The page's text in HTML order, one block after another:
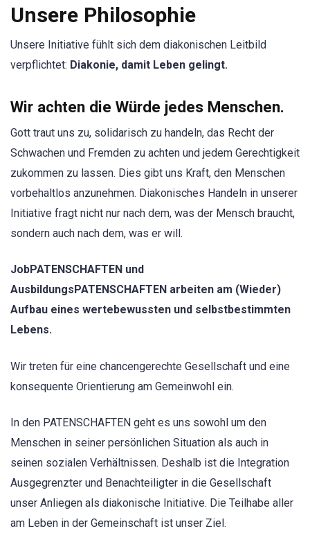
Unsere Philosophie
Unsere Initiative fühlt sich dem diakonischen Leitbild
verpflichtet: Diakonie, damit Leben gelingt.
Wir achten die Würde jedes Menschen.
Gott traut uns zu, solidarisch zu handeln, das Recht der
Schwachen und Fremden zu achten und jedem Gerechtigkeit
zukommen zu lassen. Dies gibt uns Kraft, den Menschen
vorbehaltlos anzunehmen. Diakonisches Handeln in unserer
Initiative fragt nicht nur nach dem, was der Mensch braucht,
sondern auch nach dem, was er will.
JobPATENSCHAFTEN und
AusbildungsPATENSCHAFTEN arbeiten am (Wieder)
Aufbau eines wertebewussten und selbstbestimmten
Lebens.
Wir treten für eine chancengerechte Gesellschaft und eine
konsequente Orientierung am Gemeinwohl ein.
In den PATENSCHAFTEN geht es uns sowohl um den
Menschen in seiner persönlichen Situation als auch in
seinen sozialen Verhältnissen. Deshalb ist die Integration
Ausgegrenzter und Benachteiligter in die Gesellschaft
unser Anliegen als diakonische Initiative. Die Teilhabe aller
am Leben in der Gemeinschaft ist unser Ziel.